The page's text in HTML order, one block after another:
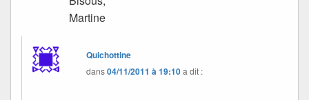
Martine
Quichottine
dans04/11/2011 à 19:10a dit :